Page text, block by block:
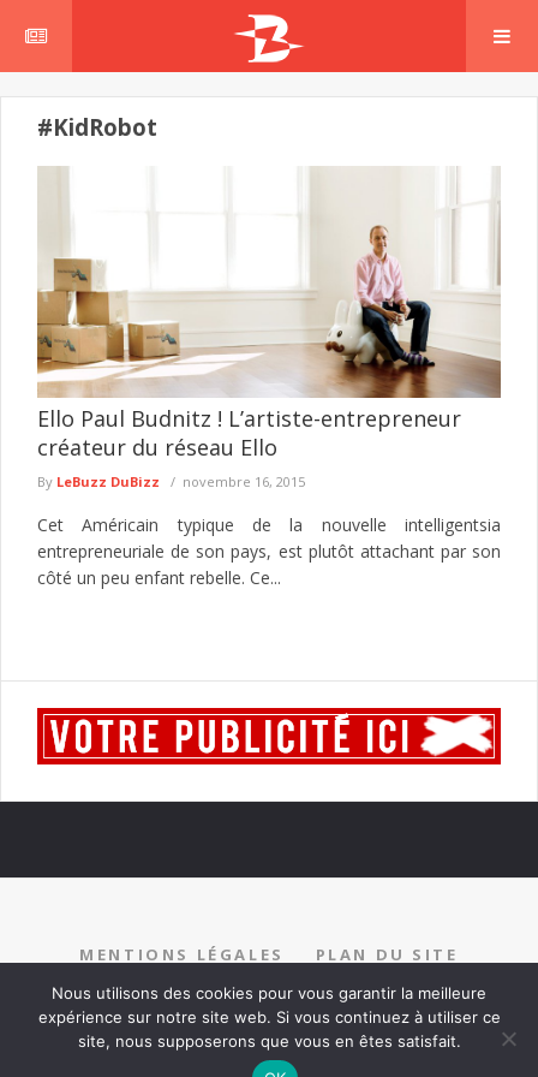
#KidRobot
Ello Paul Budnitz ! L’artiste-entrepreneur
créateur du réseau Ello
By LeBuzz DuBizz novembre 16, 2015
Cet Américain typique de la nouvelle intelligentsia
entrepreneuriale de son pays, est plutôt attachant par son
côté un peu enfant rebelle. Ce...
MENTIONS LÉGALES
PLAN DU SITE
RECRUTEMENT
PARTENARIAT CONTACT
Nous utilisons des cookies pour vous garantir la meilleure
expérience sur notre site web. Si vous continuez à utiliser ce
site, nous supposerons que vous en êtes satisfait.